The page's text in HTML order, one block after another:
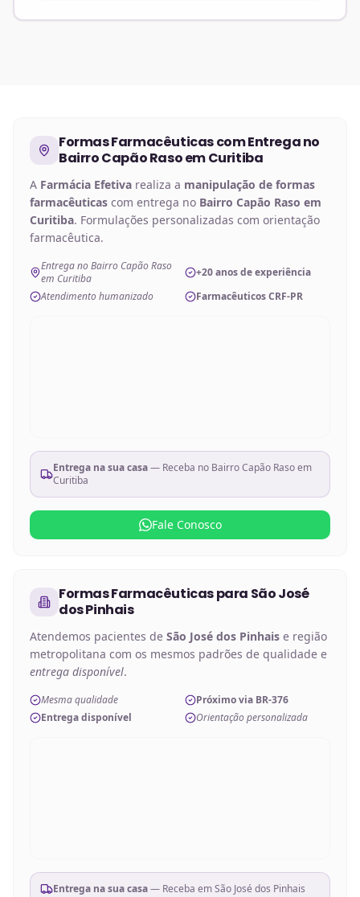
Formas Farmacêuticascom Entrega no
Bairro Capão Raso em Curitiba
A Farmácia Efetiva realiza a manipulação de formas
farmacêuticas com entrega no Bairro Capão Raso em
Curitiba. Formulações personalizadas com orientação
farmacêutica.
Entrega no Bairro Capão Raso
em Curitiba
+20 anos de experiência
Atendimento humanizado
Farmacêuticos CRF-PR
Entrega na sua casa— Receba no Bairro Capão Raso em
Curitiba
Fale Conosco
Formas Farmacêuticaspara São José
dos Pinhais
Atendemos pacientes de São José dos Pinhais e região
metropolitana com os mesmos padrões de qualidade e
entrega disponível.
Mesma qualidade
Próximo via BR-376
Entrega disponível
Orientação personalizada
Entrega na sua casa— Receba emSão José dos Pinhais